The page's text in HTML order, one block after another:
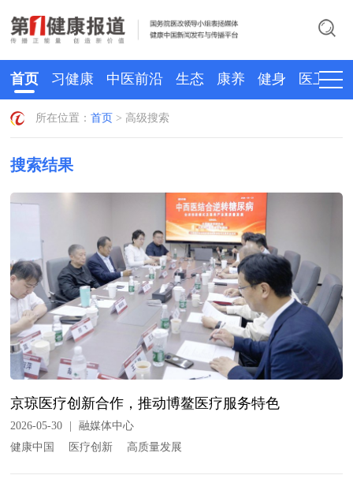
首页 习健康 中医前沿 生态 康养 健身 医卫
所在位置：首页 > 高级搜索
搜索结果
京琼医疗创新合作，推动博鳌医疗服务特色
2026-05-30
融媒体中心
健康中国
医疗创新 高质量发展